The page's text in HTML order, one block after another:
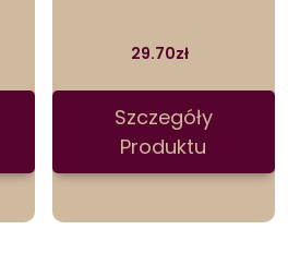
29.70zł
Szczegóły
Produktu